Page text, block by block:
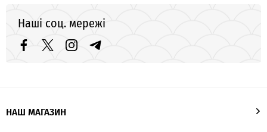
Наші соц. мережі
НАШ МАГАЗИН